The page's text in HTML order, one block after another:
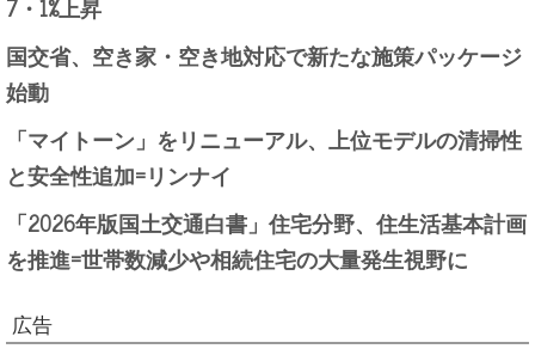
国交省、空き家・空き地対応で新たな施策パッケージ
始動
「マイトーン」をリニューアル、上位モデルの清掃性
と安全性追加=リンナイ
「2026年版国土交通白書」住宅分野、住生活基本計画
を推進=世帯数減少や相続住宅の大量発生視野に
広告